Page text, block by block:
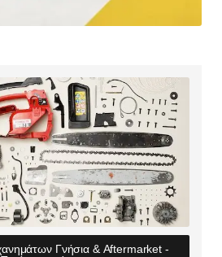
Γνήσια & Aftermarket -